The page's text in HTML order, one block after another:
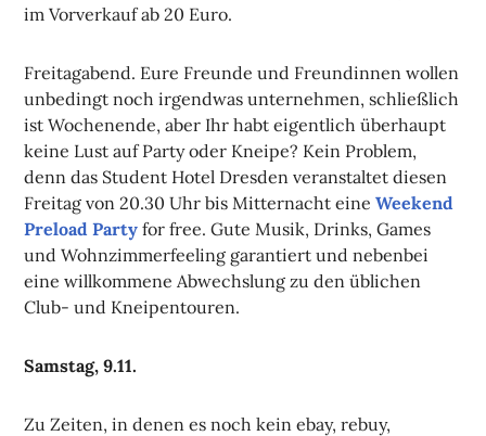
im Vorverkauf ab 20 Euro.
Freitagabend. Eure Freunde und Freundinnen wollen
unbedingt noch irgendwas unternehmen, schließlich
ist Wochenende, aber Ihr habt eigentlich überhaupt
keine Lust auf Party oder Kneipe? Kein Problem,
denn das Student Hotel Dresden veranstaltet diesen
Freitag von 20.30 Uhr bis Mitternacht eineWeekend
Preload Party for free. Gute Musik, Drinks, Games
und Wohnzimmerfeeling garantiert und nebenbei
eine willkommene Abwechslung zu den üblichen
Club- und Kneipentouren.
Samstag, 9.11.
Zu Zeiten, in denen es noch kein ebay, rebuy,